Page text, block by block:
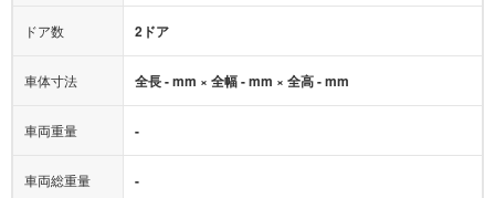
ドア数 2ドア
車体寸法 全長 - mm × 全幅 - mm × 全高 - mm
車両重量 -
車両総重量 -